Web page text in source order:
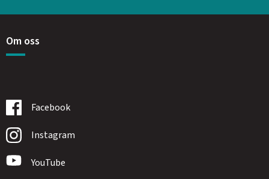
Om oss
Facebook
Instagram
YouTube